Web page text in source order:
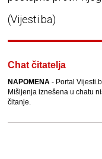
(Vijesti.ba)
Chat čitatelja
NAPOMENA- Portal
Mišljenja iznešena u chatu
čitanje.